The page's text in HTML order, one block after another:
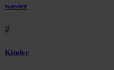
wasser
#
Kinder